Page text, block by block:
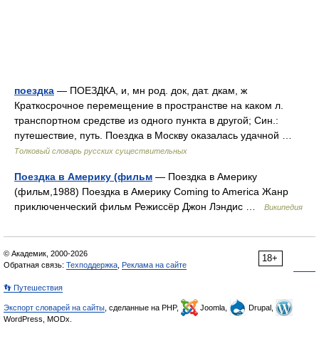
поездка — ПОЕЗДКА, и, мн род. док, дат. дкам, ж
Краткосрочное перемещение в пространстве на каком л.
транспортном средстве из одного пункта в другой; Син.:
путешествие, путь. Поездка в Москву оказалась удачной …
Толковый словарь русских существительных
Поездка в Америку (фильм — Поездка в Америку
(фильм,1988) Поездка в Америку Coming to America Жанр
приключенческий фильм Режиссёр Джон Лэндис …
Википедия
18+
© Академик, 2000-2026
Обратная связь: Техподдержка Реклама на сайте
👣 Путешествия
Экспорт словарей на сайты , сделанные на PHP, Joomla,
Drupal,
WordPress, MODx.